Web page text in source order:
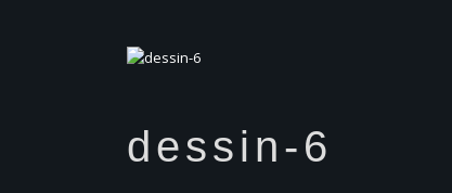
dessin-6